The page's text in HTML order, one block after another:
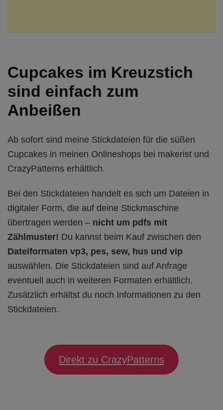
Cupcakes im Kreuzstich
sind einfach zum
Anbeißen
Ab sofort sind meine Stickdateien für die süßen
Cupcakes in meinen Onlineshops bei makerist und
CrazyPatterns erhältlich.
Bei den Stickdateien handelt es sich um Dateien in
digitaler Form, die auf deine Stickmaschine
übertragen werden – nicht um pdfs mit
Zählmuster! Du kannst beim Kauf zwischen den
Dateiformaten vp3, pes, sew, hus und vip
auswählen. Die Stickdateien sind auf Anfrage
eventuell auch in weiteren Formaten erhältlich.
Zusätzlich erhältst du noch Informationen zu den
Stickdateien.
Direkt zu CrazyPatterns